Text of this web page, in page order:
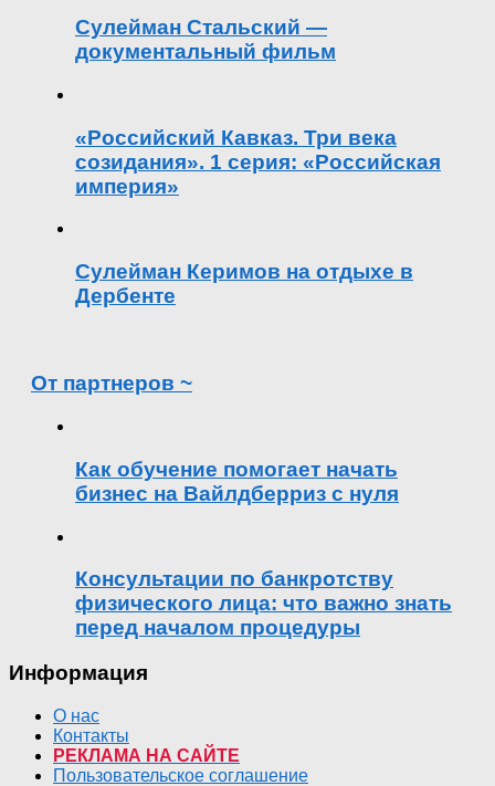
Сулейман Стальский —
документальный фильм
«Российский Кавказ. Три века
созидания». 1 серия: «Российская
империя»
Сулейман Керимов на отдыхе в
Дербенте
От партнеров ~
Как обучение помогает начать
бизнес на Вайлдберриз с нуля
Консультации по банкротству
физического лица: что важно знать
перед началом процедуры
Информация
О нас
Контакты
РЕКЛАМА НА САЙТЕ
Пользовательское соглашение